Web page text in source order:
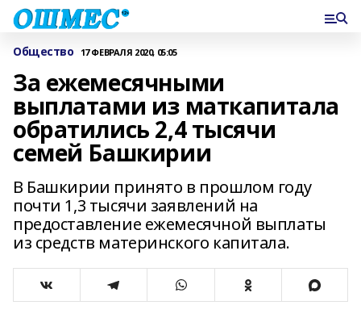
Общество 17 ФЕВРАЛЯ 2020, 05:05
За ежемесячными
выплатами из маткапитала
обратились 2,4 тысячи
семей Башкирии
В Башкирии принято в прошлом году
почти 1,3 тысячи заявлений на
предоставление ежемесячной выплаты
из средств материнского капитала.